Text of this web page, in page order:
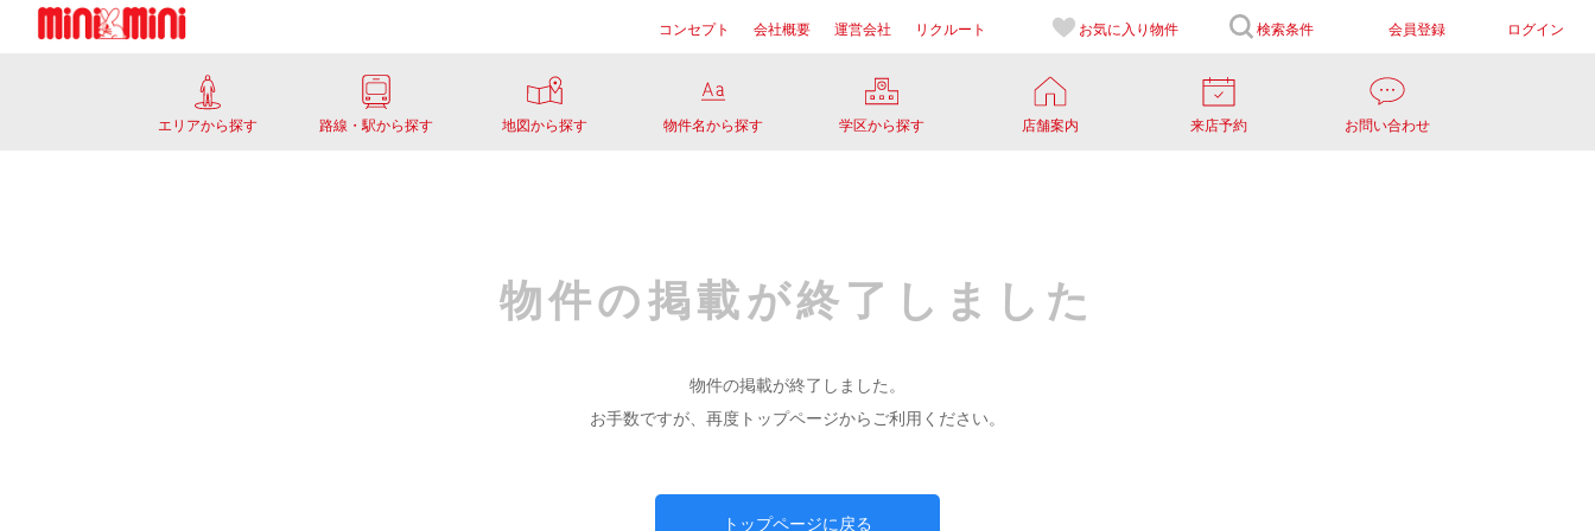
コンセプト 会社概要 運営会社 リクルート お気に入り 物件 検索条件 会員登録 ログイン
エリアから探す 路線・駅から探す 地図から探す 物件名から探す 学区から探す 店舗案内 来店予約 お問い合わせ
物件の掲載が終了しました
物件の掲載が終了しました。
お手数ですが、再度トップページからご利用ください。
トップページに戻る